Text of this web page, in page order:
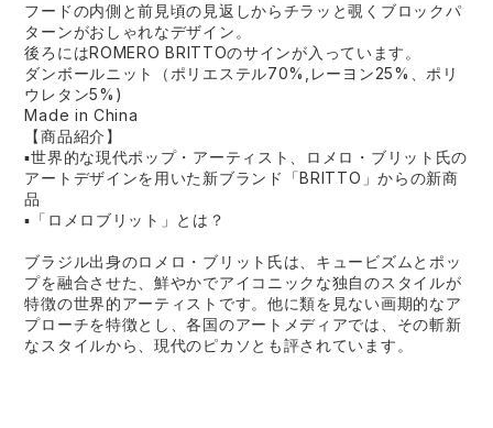
フードの内側と前見頃の見返しからチラッと覗くブロックパ
ターンがおしゃれなデザイン。
後ろにはROMERO BRITTOのサインが入っています。
ダンボールニット（ポリエステル70%,レーヨン25%、ポリ
ウレタン5%)
Made in China
【商品紹介】
▪世界的な現代ポップ・アーティスト、ロメロ・ブリット氏の
アートデザインを用いた新ブランド「BRITTO」からの新商
品
▪「ロメロブリット」とは？
ブラジル出身のロメロ・ブリット氏は、キュービズムとポッ
プを融合させた、鮮やかでアイコニックな独自のスタイルが
特徴の世界的アーティストです。他に類を見ない画期的なア
プローチを特徴とし、各国のアートメディアでは、その斬新
なスタイルから、現代のピカソとも評されています。